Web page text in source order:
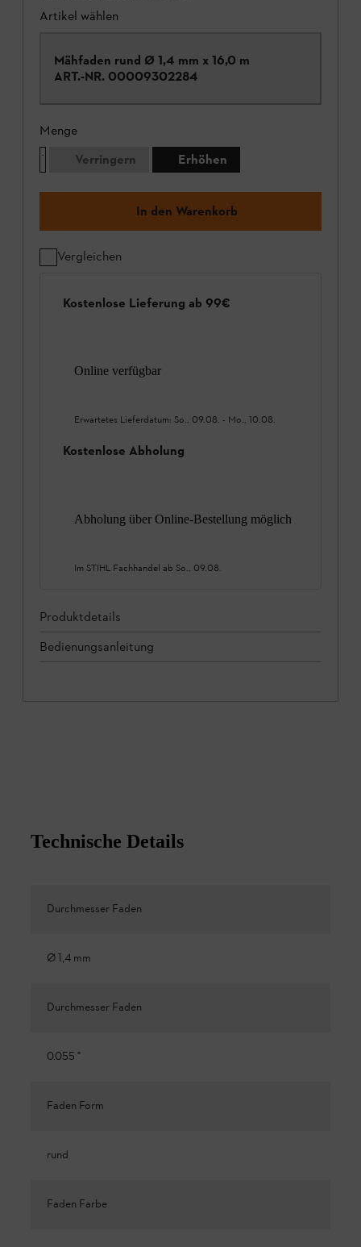
Artikel wählen
Mähfaden rund Ø 1,4 mm x 16,0 m
ART.-NR. 00009302284
Menge
Verringern
Erhöhen
In den Warenkorb
Vergleichen
Kostenlose Lieferung ab 99€
Online verfügbar
Erwartetes Lieferdatum: So., 09.08. - Mo., 10.08.
Kostenlose Abholung
Abholung über Online-Bestellung möglich
Im STIHL Fachhandel ab So., 09.08.
Produktdetails
Bedienungsanleitung
Technische Details
Durchmesser Faden
Ø 1,4 mm
Durchmesser Faden
0.055 "
Faden Form
rund
Faden Farbe